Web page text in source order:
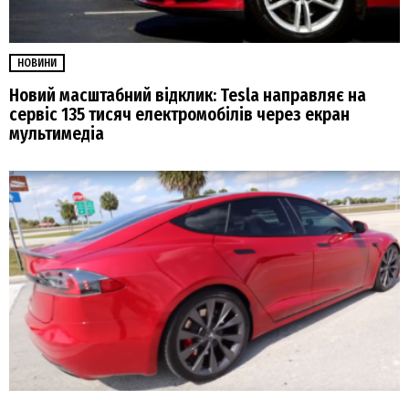
НОВИНИ
Новий масштабний відклик: Tesla направляє на
сервіс 135 тисяч електромобілів через екран
мультимедіа